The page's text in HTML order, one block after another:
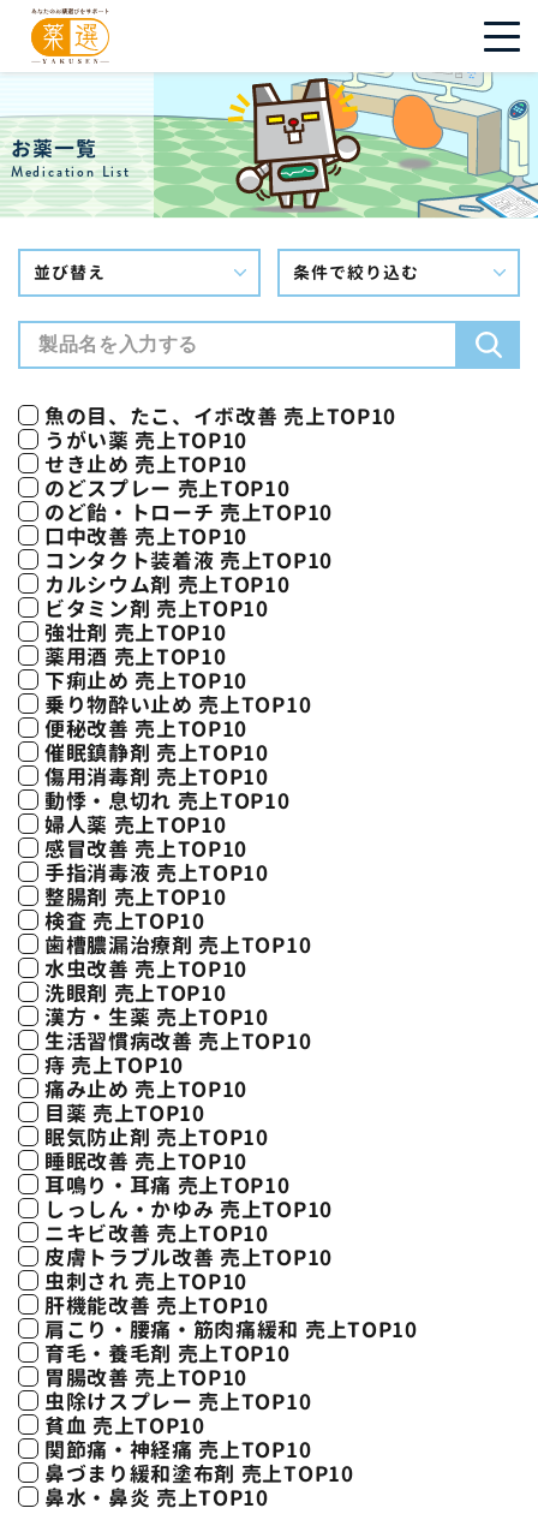
お薬一覧
Medication List
並び替え 条件で絞り込む
魚の目、たこ、イボ改善 売上TOP10
うがい薬 売上TOP10
せき止め 売上TOP10
のどスプレー 売上TOP10
のど飴・トローチ 売上TOP10
口中改善 売上TOP10
コンタクト装着液 売上TOP10
カルシウム剤 売上TOP10
ビタミン剤 売上TOP10
強壮剤 売上TOP10
薬用酒 売上TOP10
下痢止め 売上TOP10
乗り物酔い止め 売上TOP10
便秘改善 売上TOP10
催眠鎮静剤 売上TOP10
傷用消毒剤 売上TOP10
動悸・息切れ 売上TOP10
婦人薬 売上TOP10
感冒改善 売上TOP10
手指消毒液 売上TOP10
整腸剤 売上TOP10
検査 売上TOP10
歯槽膿漏治療剤 売上TOP10
水虫改善 売上TOP10
洗眼剤 売上TOP10
漢方・生薬 売上TOP10
生活習慣病改善 売上TOP10
痔 売上TOP10
痛み止め 売上TOP10
目薬 売上TOP10
眠気防止剤 売上TOP10
睡眠改善 売上TOP10
耳鳴り・耳痛 売上TOP10
しっしん・かゆみ 売上TOP10
ニキビ改善 売上TOP10
皮膚トラブル改善 売上TOP10
虫刺され 売上TOP10
肝機能改善 売上TOP10
肩こり・腰痛・筋肉痛緩和 売上TOP10
育毛・養毛剤 売上TOP10
胃腸改善 売上TOP10
虫除けスプレー 売上TOP10
貧血 売上TOP10
関節痛・神経痛 売上TOP10
鼻づまり緩和塗布剤 売上TOP10
鼻水・鼻炎 売上TOP10